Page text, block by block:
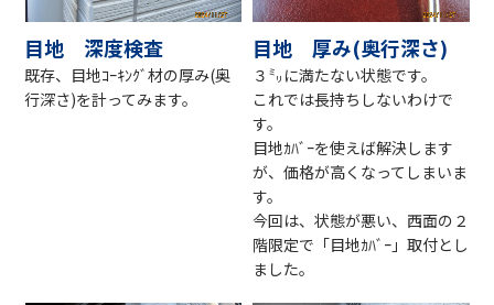
目地 深度検査
既存、目地ｺｰｷﾝｸﾞ材の厚み(奥
行深さ)を計ってみます。
目地 厚み(奥行深さ)
３㍉に満たない状態です。
これでは長持ちしないわけで
す。
目地ｶﾊﾞｰを使えば解決します
が、価格が高くなってしまいま
す。
今回は、状態が悪い、西面の２
階限定で「目地ｶﾊﾞｰ」取付とし
ました。